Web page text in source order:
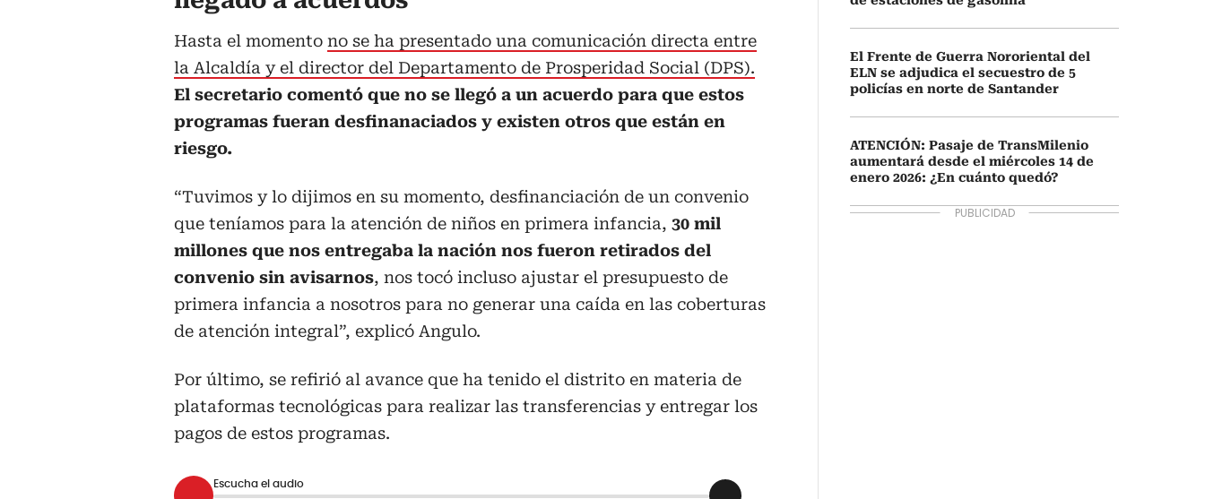
Hasta el momento no se ha presentado una comunicación directa entre
la Alcaldía y el director del Departamento de Prosperidad Social (DPS).
El secretario comentó que no se llegó a un acuerdo para que estos
programas fueran desfinanaciados y existen otros que están en
riesgo.
“Tuvimos y lo dijimos en su momento, desfinanciación de un convenio
que teníamos para la atención de niños en primera infancia, 30 mil
millones que nos entregaba la nación nos fueron retirados del
convenio sin avisarnos, nos tocó incluso ajustar el presupuesto de
primera infancia a nosotros para no generar una caída en las coberturas
de atención integral”, explicó Angulo.
Por último, se refirió al avance que ha tenido el distrito en materia de
plataformas tecnológicas para realizar las transferencias y entregar los
pagos de estos programas.
Escucha el audio
El Frente de Guerra Nororiental del
ELN se adjudica el secuestro de 5
policías en norte de Santander
ATENCIÓN: Pasaje de TransMilenio
aumentará desde el miércoles 14 de
enero 2026: ¿En cuánto quedó?